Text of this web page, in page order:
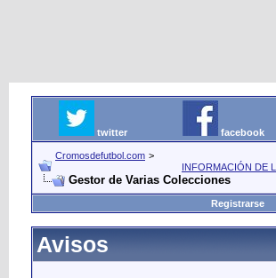
twitter facebook
Cromosdefutbol.com >
INFORMACIÓN DE
Gestor de Varias Colecciones
Registrarse
Avisos